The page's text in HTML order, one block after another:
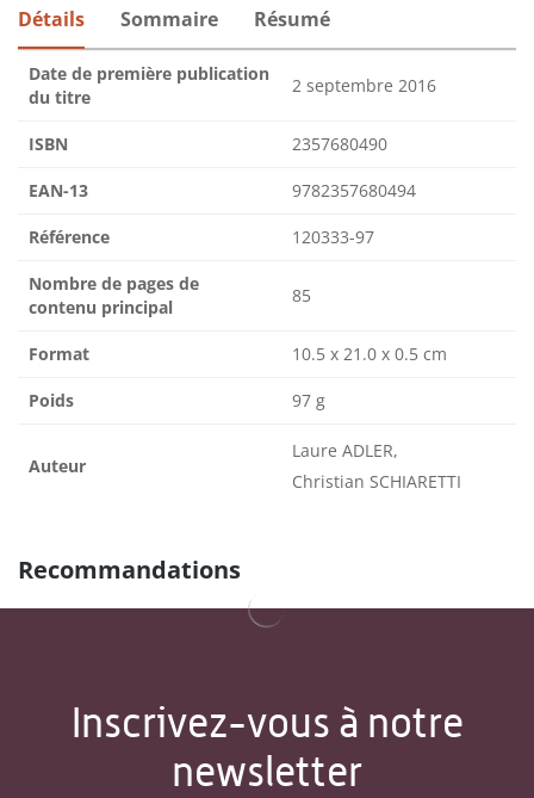
Détails Sommaire Résumé
Date de première publication
du titre
2 septembre 2016
ISBN 2357680490
EAN-13 9782357680494
Référence 120333-97
Nombre de pages de
contenu principal
85
Format 10.5 x 21.0 x 0.5 cm
Poids 97 g
Auteur
Laure ADLER,
Christian SCHIARETTI
Recommandations
Inscrivez-vous à notre
newsletter